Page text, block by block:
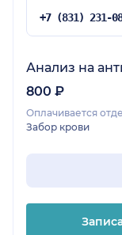
Анализ на
800 ₽
Оплачивается
Забор крови